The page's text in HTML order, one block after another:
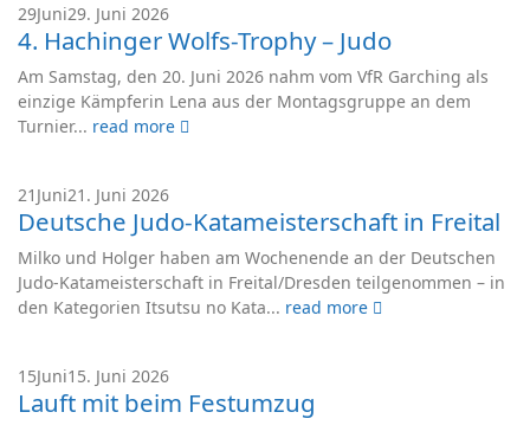
29Juni29. Juni 2026
4. Hachinger Wolfs-Trophy – Judo
Am Samstag, den 20. Juni 2026 nahm vom VfR Garching als
einzige Kämpferin Lena aus der Montagsgruppe an dem
Turnier... read more
21 Juni21. Juni 2026
Deutsche Judo-Katameisterschaft in Freital
Milko und Holger haben am Wochenende an der Deutschen
Judo-Katameisterschaft in Freital/Dresden teilgenommen – in
den Kategorien Itsutsu no Kata... read more
15Juni15. Juni 2026
Lauft mit beim Festumzug